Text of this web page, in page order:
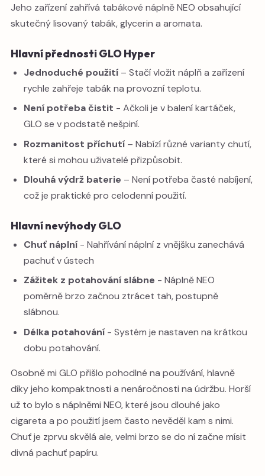
Jeho zařízení zahřívá tabákové náplně NEO obsahující
skutečný lisovaný tabák, glycerin a aromata.
Hlavní přednosti GLO Hyper
Jednoduché použití– Stačí vložit náplň a zařízení
rychle zahřeje tabák na provozní teplotu.
Není potřeba čistit - Ačkoli je v balení kartáček,
GLO se v podstatě nešpiní.
Rozmanitost příchutí– Nabízí různé varianty chutí,
které si mohou uživatelé přizpůsobit.
Dlouhá výdrž baterie – Není potřeba časté nabíjení,
což je praktické pro celodenní použití.
Hlavní nevýhody GLO
Chuť náplní- Nahřívání náplní z vnějšku zanechává
pachuť v ústech
Zážitek z potahování slábne - Náplně NEO
poměrně brzo začnou ztrácet tah, postupně
slábnou.
Délka potahování- Systém je nastaven na krátkou
dobu potahování.
Osobně mi GLO přišlo pohodlné na používání, hlavně
díky jeho kompaktnosti a nenáročnosti na údržbu. Horší
už to bylo s náplněmi NEO, které jsou dlouhé jako
cigareta a po použití jsem často nevěděl kam s nimi.
Chuť je zprvu skvělá ale, velmi brzo se do ní začne mísit
divná pachuť papíru.